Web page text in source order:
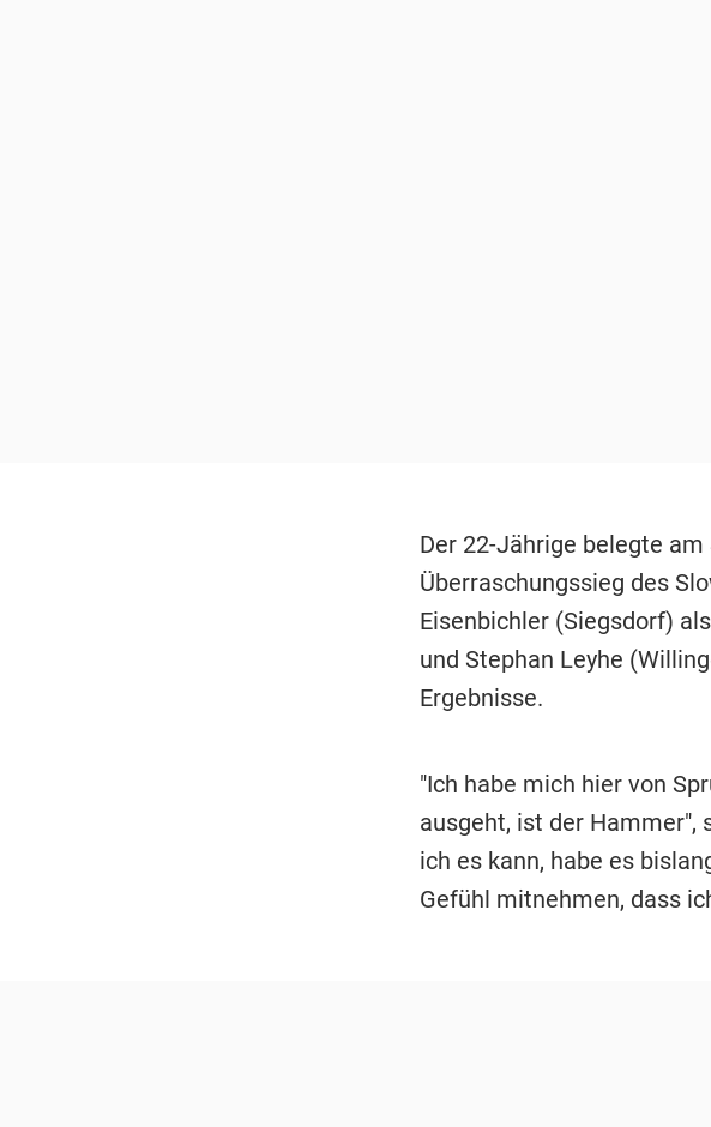
Der 22-Jährige belegte
Überraschungssieg des
Eisenbichler (Siegsdorf)
und Stephan Leyhe
Ergebnisse.
"Ich habe mich hier von
ausgeht, ist der Hammer",
ich es kann, habe es
Gefühl mitnehmen, dass